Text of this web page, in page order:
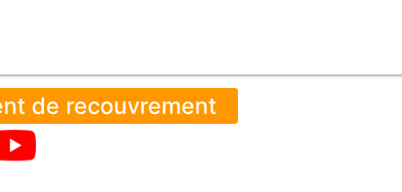
de recouvrement